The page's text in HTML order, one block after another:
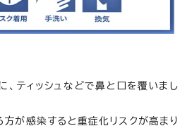
、ティッシュなどで鼻と口を覆いまし
が感染すると重症化リスクが高まり